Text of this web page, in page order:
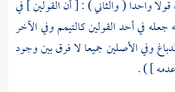
قولا واحدا ( والثاني ) : [ أن القولين ] في
في أحد القولين كالتيمم وفي الآخر
وفي الأصلين جميعا لا فرق بين وجود
] ) .